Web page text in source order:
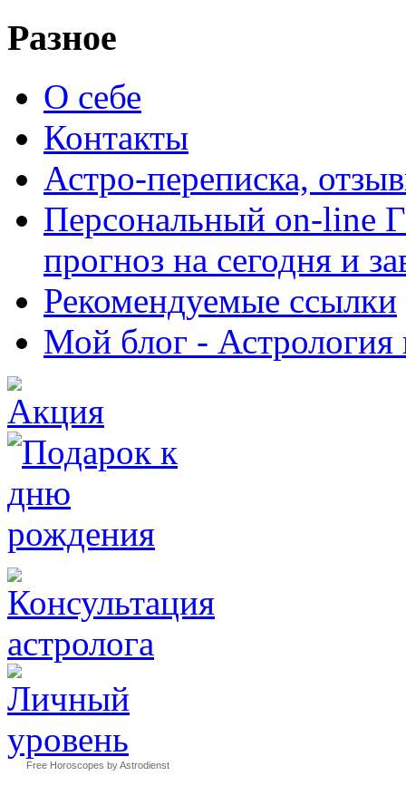
Разное
О себе
Контакты
Астро-переписка,
Персональный on-
прогноз на сегодня и
Рекомендуемые ссылки
Мой блог - Астрология
Free Horoscopes by Astrodienst